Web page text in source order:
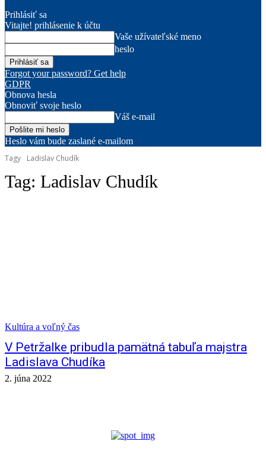
Prihlásiť sa
Vitajte! prihlásenie k účtu
Vaše užívateľské meno
heslo
Forgot your password? Get help
GDPR
Obnova hesla
Obnoviť svoje heslo
Váš e-mail
Heslo vám bude zaslané e-mailom
Tagy
Ladislav Chudík
Tag: Ladislav Chudík
Kultúra a voľný čas
V Petržalke pribudla pamätná tabuľa majstra
Ladislava Chudíka
2. júna 2022